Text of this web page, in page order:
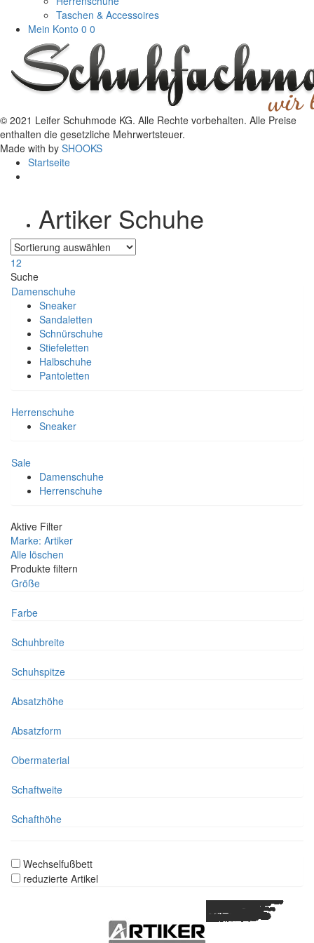
Taschen & Accessoires
Mein Konto 0 0
© 2021 Leifer Schuhmode KG. Alle Rechte vorbehalten. Alle Preise
enthalten die gesetzliche Mehrwertsteuer.
Made with by SHOOKS
Startseite
Artiker Schuhe
12
Suche
Damenschuhe
Sneaker
Sandaletten
Schnürschuhe
Stiefeletten
Halbschuhe
Pantoletten
Herrenschuhe
Sneaker
Sale
Damenschuhe
Herrenschuhe
Aktive Filter
Marke: Artiker
Alle löschen
Produkte filtern
Größe
Farbe
Schuhbreite
Schuhspitze
Absatzhöhe
Absatzform
Obermaterial
Schaftweite
Schafthöhe
Wechselfußbett
reduzierte Artikel